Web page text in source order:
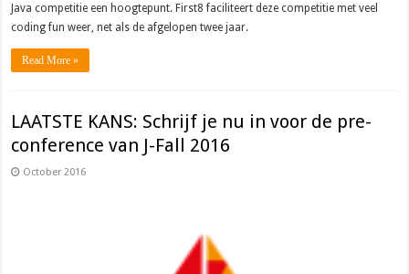
Java competitie een hoogtepunt. First8 faciliteert deze competitie met veel
coding fun weer, net als de afgelopen twee jaar.
Read More »
LAATSTE KANS: Schrijf je nu in voor de pre-
conference van J-Fall 2016
October 2016